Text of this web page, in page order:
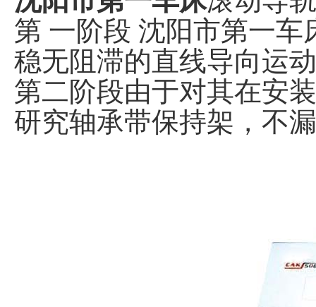
第 一阶段 沈阳市第一
稳无阻滞的直线导向运
第二阶段由于对其在安
研究轴承带保持架，不